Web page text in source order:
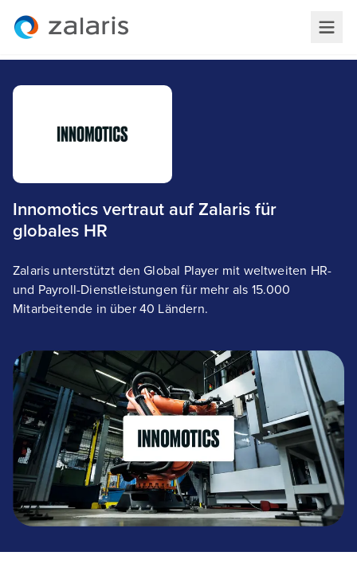
Innomotics vertraut auf Zalaris für
globales HR
Zalaris unterstützt den Global Player mit weltweiten HR-
und Payroll-Dienstleistungen für mehr als 15.000
Mitarbeitende in über 40 Ländern.
innomotics